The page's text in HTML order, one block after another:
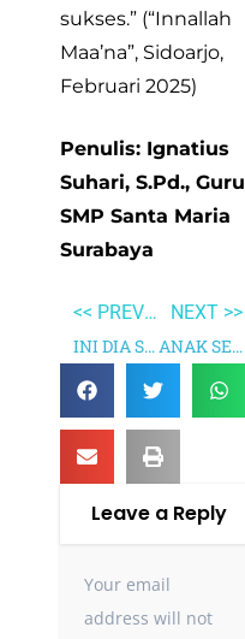
sukses.” (“Innallah
Maa’na”, Sidoarjo,
Februari 2025)
Penulis: Ignatius
Suhari, S.Pd., Guru
SMP Santa Maria
Surabaya
<< PREVIOUS
INI DIA SI PALING BADUNG
NEXT >>
ANAK SEMUA BANGSA
Leave a Reply
Your email
address will not